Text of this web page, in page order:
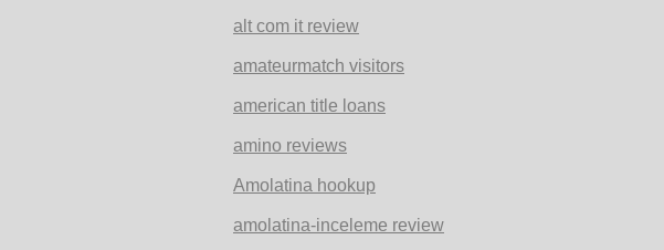
alt com it review
amateurmatch visitors
american title loans
amino reviews
Amolatina hookup
amolatina-inceleme review